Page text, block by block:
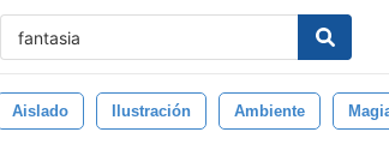
Aislado Ilustración Ambiente